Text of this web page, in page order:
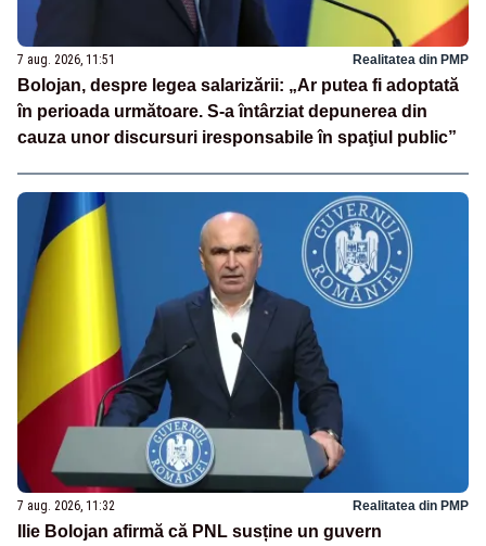
7 aug. 2026, 11:51 Realitatea din PMP
Bolojan, despre legea salarizării: „Ar putea fi adoptată
în perioada următoare. S-a întârziat depunerea din
cauza unor discursuri iresponsabile în spaţiul public”
7 aug. 2026, 11:32 Realitatea din PMP
Ilie Bolojan afirmă că PNL susține un guvern